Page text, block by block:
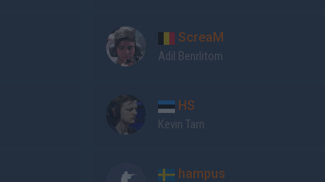
ScreaM
Adil Benrlitom
HS
Kevin Tarn
hampus